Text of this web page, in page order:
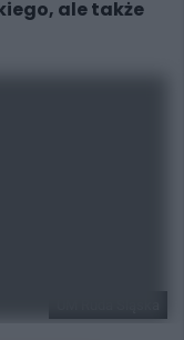
ale także